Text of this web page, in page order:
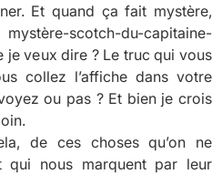
Et quand ça fait mystère,
scotch-du-capitaine-
veux dire ? Le truc qui vous
collez l’affiche dans votre
ou pas ? Et bien je crois
de ces choses qu’on ne
nous marquent par leur